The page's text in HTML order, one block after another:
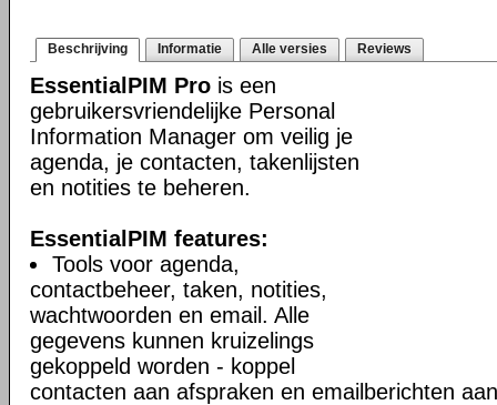
Beschrijving Informatie Alle versies Reviews
EssentialPIM Pro is een
gebruikersvriendelijke Personal
Information Manager om veilig je
agenda, je contacten, takenlijsten
en notities te beheren.
EssentialPIM features:
Tools voor agenda,
contactbeheer, taken, notities,
wachtwoorden en email. Alle
gegevens kunnen kruizelings
gekoppeld worden - koppel
contacten aan afspraken en emailberichten